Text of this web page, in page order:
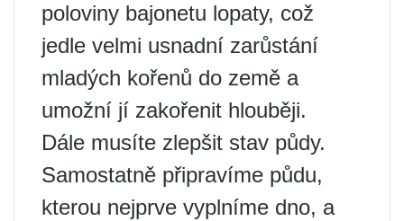
poloviny bajonetu lopaty, což
jedle velmi usnadní zarůstání
mladých kořenů do země a
umožní jí zakořenit hlouběji.
Dále musíte zlepšit stav půdy.
Samostatně připravíme půdu,
kterou nejprve vyplníme dno, a